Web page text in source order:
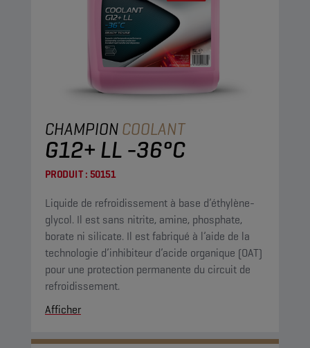
CHAMPIONCOOLANT
G12+ LL -36°C
PRODUIT : 50151
Liquide de refroidissement à base d’éthylène-
glycol. Il est sans nitrite, amine, phosphate,
borate ni silicate. Il est fabriqué à l’aide de la
technologie d’inhibiteur d’acide organique (OAT)
pour une protection permanente du circuit de
refroidissement.
Afficher